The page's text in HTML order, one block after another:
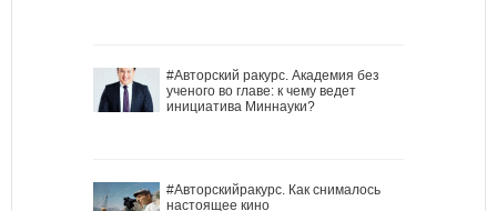
#Авторский ракурс. Академия без
ученого во главе: к чему ведет
инициатива Миннауки?
#Авторскийракурс. Как снималось
настоящее кино